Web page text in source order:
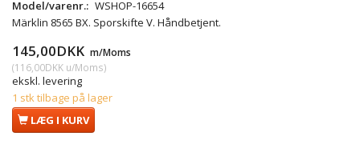
Model/varenr.: WSHOP-16654
Märklin 8565 BX. Sporskifte V. Håndbetjent.
145,00DKK m/Moms
(116,00DKK u/Moms)
ekskl. levering
1 stk tilbage på lager
LÆG I KURV